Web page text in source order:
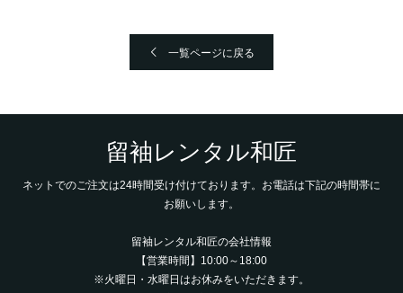
一覧ページに戻る
留袖レンタル和匠
ネットでのご注文は24時間受け付けております。お電話は下記の時間帯に
お願いします。
留袖レンタル和匠の会社情報
【営業時間】10:00～18:00
※火曜日・水曜日はお休みをいただきます。